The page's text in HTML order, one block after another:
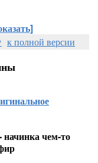
к полной версии
начинка чем-то